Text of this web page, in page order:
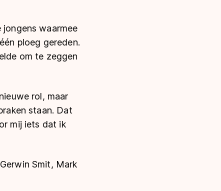
waarmee
ploeg gereden.
om te zeggen
rol, maar
staan. Dat
mij iets dat ik
Smit, Mark